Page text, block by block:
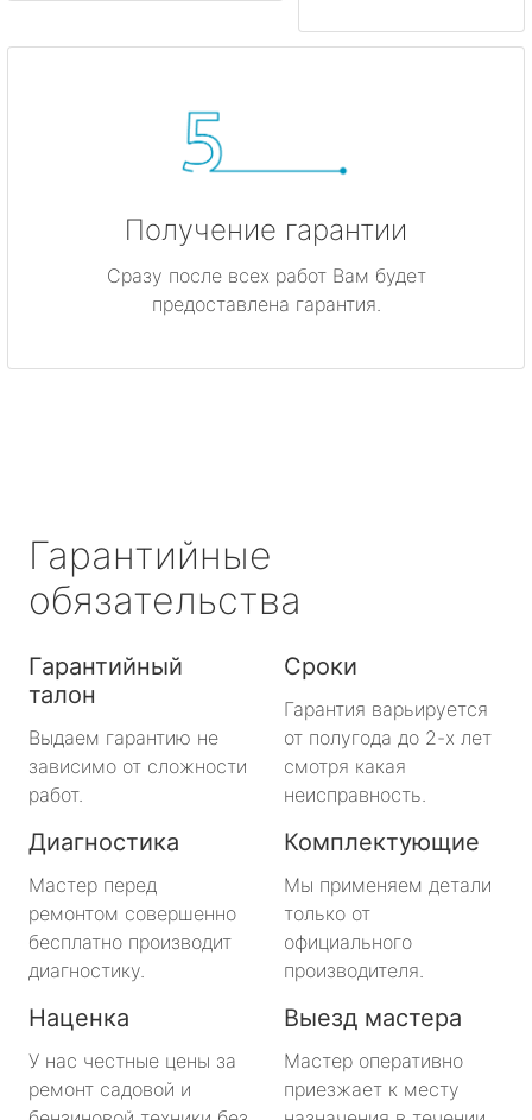
Получение гарантии
Сразу после всех работ Вам будет
предоставлена гарантия.
Гарантийные
обязательства
Гарантийный
талон
Выдаем гарантию не
зависимо от сложности
работ.
Сроки
Гарантия варьируется
от полугода до 2-х лет
смотря какая
неисправность.
Диагностика
Мастер перед
ремонтом совершенно
бесплатно производит
диагностику.
Комплектующие
Мы применяем детали
только от
официального
производителя.
Наценка
У нас честные цены за
ремонт садовой и
Выезд мастера
Мастер оперативно
приезжает к месту